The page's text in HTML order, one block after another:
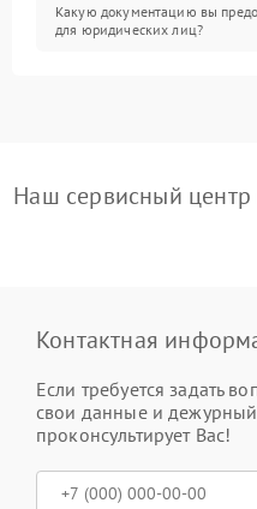
Какую документацию вы
для юридических лиц?
Наш сервисный
Контактная
Если требуется задать
свои данные и дежурный
проконсультирует Вас!